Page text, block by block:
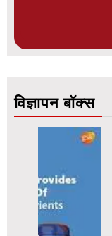
विज्ञापन बॉक्स